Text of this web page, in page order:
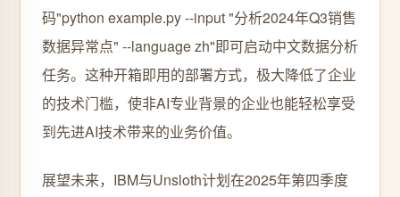
码"python example.py --input "分析2024年Q3销售
数据异常点" --language zh"即可启动中文数据分析
任务。这种开箱即用的部署方式，极大降低了企业
的技术门槛，使非AI专业背景的企业也能轻松享受
到先进AI技术带来的业务价值。
展望未来，IBM与Unsloth计划在2025年第四季度